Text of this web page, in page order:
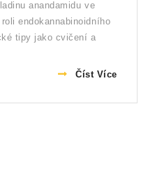
anandamidu ve
endokannabinoidního
tipy jako cvičení a
Číst Více